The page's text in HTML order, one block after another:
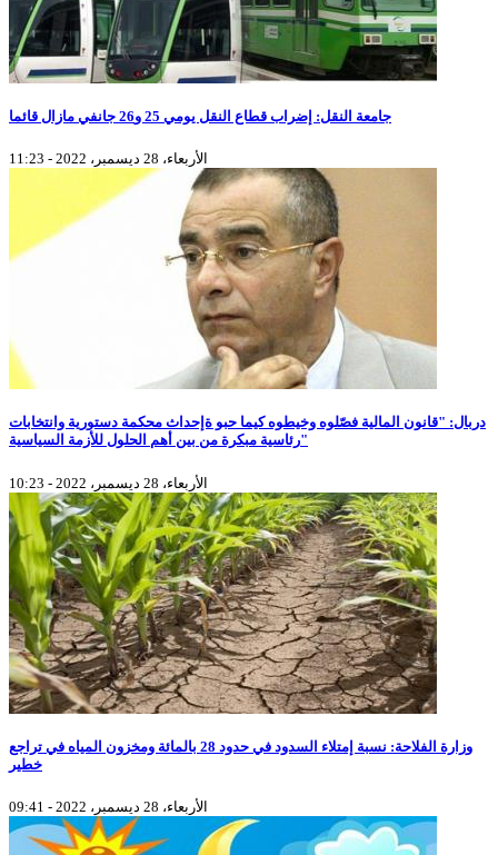
جامعة النقل: إضراب قطاع النقل يومي 25 و26 جانفي مازال قائما
الأربعاء، 28 ديسمبر، 2022 - 11:23
دربال: "قانون المالية فصّلوه وخيطوه كيما حبو ةإحداث محكمة دستورية وانتخابات
رئاسية مبكرة من بين أهم الحلول للأزمة السياسية"
الأربعاء، 28 ديسمبر، 2022 - 10:23
وزارة الفلاحة: نسبة إمتلاء السدود في حدود 28 بالمائة ومخزون المياه في تراجع
خطير
الأربعاء، 28 ديسمبر، 2022 - 09:41